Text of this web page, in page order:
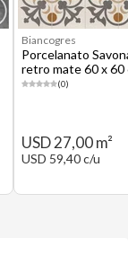
Biancogres
Porcelanato
retro mate 60 x 60
(0)
USD 27,00 m²
USD 59,40 c/u